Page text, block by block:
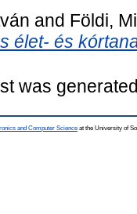
and Földi,
élet- és
was
and Computer Science at the University of